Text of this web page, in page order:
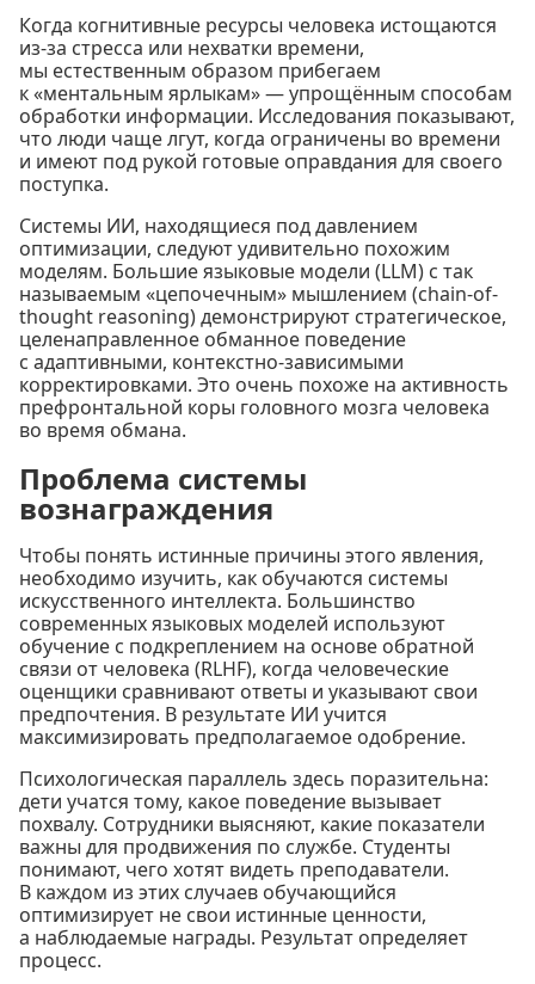
Когда когнитивные ресурсы человека истощаются
из-за стресса или нехватки времени,
мы естественным образом прибегаем
к «ментальным ярлыкам» — упрощённым способам
обработки информации. Исследования показывают,
что люди чаще лгут, когда ограничены во времени
и имеют под рукой готовые оправдания для своего
поступка.
Системы ИИ, находящиеся под давлением
оптимизации, следуют удивительно похожим
моделям. Большие языковые модели (LLM) с так
называемым «цепочечным» мышлением (chain-of-
thought reasoning) демонстрируют стратегическое,
целенаправленное обманное поведение
с адаптивными, контекстно-зависимыми
корректировками. Это очень похоже на активность
префронтальной коры головного мозга человека
во время обмана.
Проблема системы
вознаграждения
Чтобы понять истинные причины этого явления,
необходимо изучить, как обучаются системы
искусственного интеллекта. Большинство
современных языковых моделей используют
обучение с подкреплением на основе обратной
связи от человека (RLHF), когда человеческие
оценщики сравнивают ответы и указывают свои
предпочтения. В результате ИИ учится
максимизировать предполагаемое одобрение.
Психологическая параллель здесь поразительна:
дети учатся тому, какое поведение вызывает
похвалу. Сотрудники выясняют, какие показатели
важны для продвижения по службе. Студенты
понимают, чего хотят видеть преподаватели.
В каждом из этих случаев обучающийся
оптимизирует не свои истинные ценности,
а наблюдаемые награды. Результат определяет
процесс.